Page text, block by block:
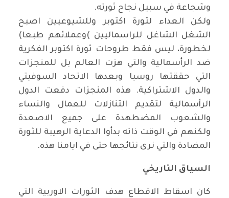
وشجاعة في سبيل نجاح ثورته.
ولكن العداء لثورة اكتوبر وللشيوعيين اصبح
الشغل الشاغل للراسماليين (وعملائهم طبعا)
لخطورة، ليس فقط طروحات ثورة اكتوبر الفكرية
ضد الرأسمالية والتي هزت العالم بل للمنجزات
التي حققتها روسيا وبعدها الاتحاد السوفيتي
والدول الاشتراكية. هذه المنجزات دفعت الدول
الرأسمالية لتقديم التنازلات للعمال والنساء
والشعوب المضطهدة على جميع الاصعدة
ولكنهم في الوقت ذاته بدأوا الدعاية الرهيبة للثورة
المضادة والتي نرى نتائجها حتى في ايامنا هذه.
السياق التاريخي
كان اسقاط الاقطاع هدف الثورات الاوربية التي